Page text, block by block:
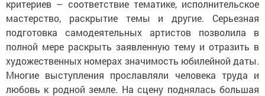
критериев – соответствие тематике, исполнительское
мастерство, раскрытие темы и другие. Серьезная
подготовка самодеятельных артистов позволила в
полной мере раскрыть заявленную тему и отразить в
художественных номерах значимость юбилейной даты.
Многие выступления прославляли человека труда и
любовь к родной земле. На сцену поднялась большая